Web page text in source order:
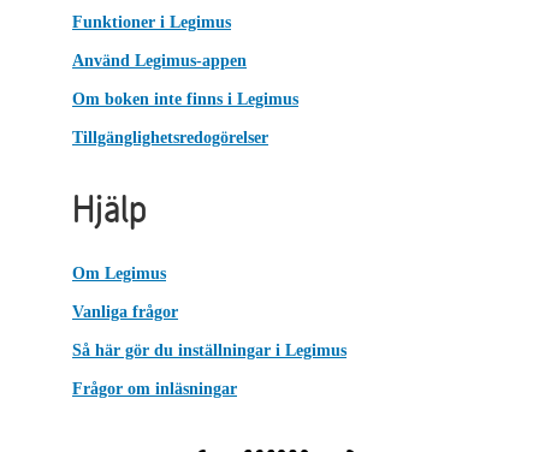
Funktioner i Legimus
Använd Legimus-appen
Om boken inte finns i Legimus
Tillgänglighetsredogörelser
Hjälp
Om Legimus
Vanliga frågor
Så här gör du inställningar i Legimus
Frågor om inläsningar